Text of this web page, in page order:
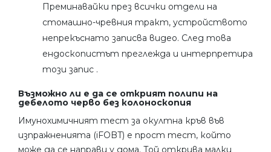
Преминавайки през всички отдели на
стомашно-чревния тракт, устройството
непрекъснато записва видео. След това
ендоскопистът преглежда и интерпретира
този запис .
Възможно ли е да се открият полипи на
дебелото черво без колоноскопия
Имунохимичният тест за окултна кръв във
изпражненията (iFOBT) е прост тест, който
може да се направи у дома. Той открива малки